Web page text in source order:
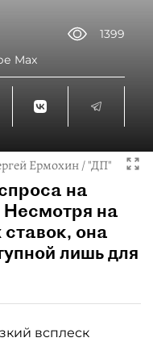
1399
Max
Ермохин / "ДП"
на
Несмотря на
она
лишь для
всплеск